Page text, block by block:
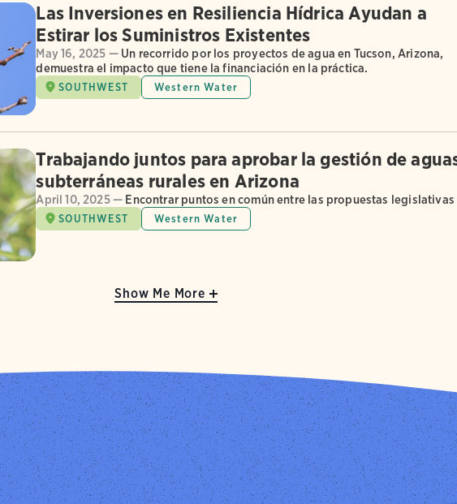
Las Inversiones en Resiliencia Hídrica Ayudan a
Estirar los Suministros Existentes
May 16, 2025 —Un recorrido por los proyectos de agua en Tucson, Arizona,
demuestra el impacto que tiene la financiación en la práctica.
SOUTHWEST Western Water
Trabajando juntos para aprobar la gestión de
subterráneas rurales en Arizona
April 10, 2025 — Encontrar puntos en común entre las propuestas legislativas
SOUTHWEST Western Water
Show Me More